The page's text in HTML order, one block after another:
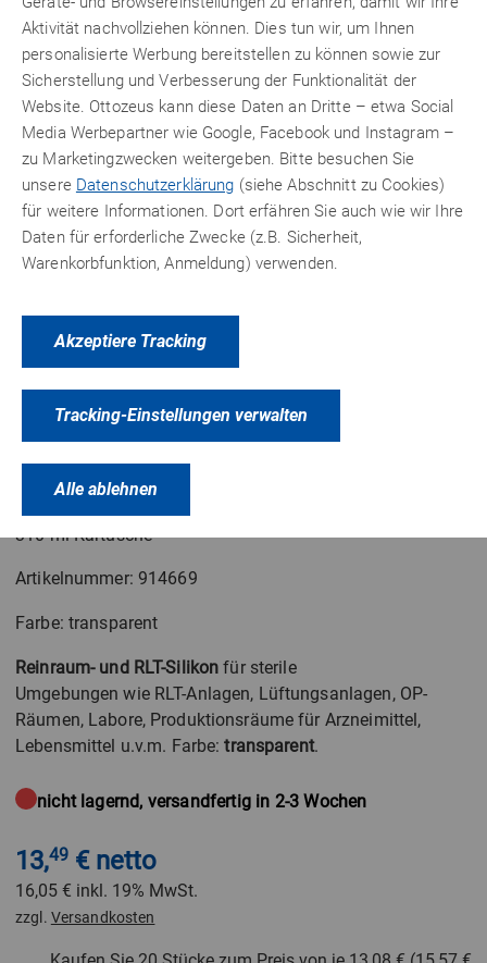
PRODUKTVARIANTEN ZUBEHÖR
OTTOSEAL®S 69 transparent
310 ml Kartusche
Artikelnummer: 914669
Farbe: transparent
Reinraum- und RLT-Silikonfür sterile
Umgebungen wie RLT-Anlagen, Lüftungsanlagen, OP-
Räumen, Labore, Produktionsräume für Arzneimittel,
Lebensmittel u.v.m. Farbe:transparent.
nicht lagernd, versandfertig in 2-3 Wochen
13,49 € netto
16,05 € inkl. 19% MwSt.
zzgl. Versandkosten
Aktivität nachvollziehen können. Dies tun wir, um Ihnen
personalisierte Werbung bereitstellen zu können sowie zur
Sicherstellung und Verbesserung der Funktionalität der
Website. Ottozeus kann diese Daten an Dritte – etwa Social
Media Werbepartner wie Google, Facebook und Instagram –
zu Marketingzwecken weitergeben. Bitte besuchen Sie
unsere Datenschutzerklärung (siehe Abschnitt zu Cookies)
für weitere Informationen. Dort erfähren Sie auch wie wir Ihre
Daten für erforderliche Zwecke (z.B. Sicherheit,
Warenkorbfunktion, Anmeldung) verwenden.
Akzeptiere Tracking
Tracking-Einstellungen verwalten
Alle ablehnen